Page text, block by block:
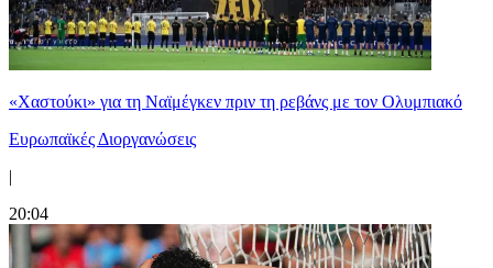
«Χαστούκι» για τη Ναϊμέγκεν πριν τη ρεβάνς με τον Ολυμπιακό
Ευρωπαϊκές Διοργανώσεις
|
20:04